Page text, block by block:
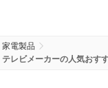
家電製品
テレビメーカーの人気おす